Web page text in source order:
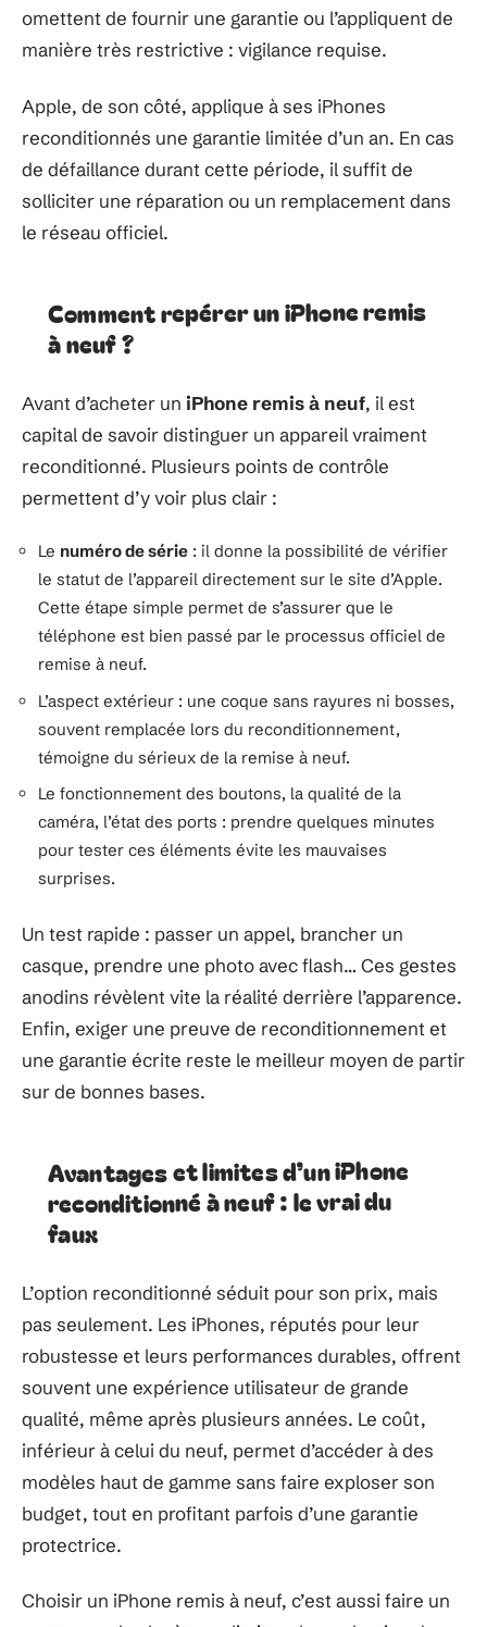
omettent de fournir une garantie ou l’appliquent de
manière très restrictive : vigilance requise.
Apple, de son côté, applique à ses iPhones
reconditionnés une garantie limitée d’un an. En cas
de défaillance durant cette période, il suffit de
solliciter une réparation ou un remplacement dans
le réseau officiel.
Comment repérer un iPhone remis
à neuf ?
Avant d’acheter un iPhone remis à neuf, il est
capital de savoir distinguer un appareil vraiment
reconditionné. Plusieurs points de contrôle
permettent d’y voir plus clair :
Le numéro de série : il donne la possibilité de vérifier
le statut de l’appareil directement sur le site d’Apple.
Cette étape simple permet de s’assurer que le
téléphone est bien passé par le processus officiel de
remise à neuf.
L’aspect extérieur : une coque sans rayures ni bosses,
souvent remplacée lors du reconditionnement,
témoigne du sérieux de la remise à neuf.
Le fonctionnement des boutons, la qualité de la
caméra, l’état des ports : prendre quelques minutes
pour tester ces éléments évite les mauvaises
surprises.
Un test rapide : passer un appel, brancher un
casque, prendre une photo avec flash… Ces gestes
anodins révèlent vite la réalité derrière l’apparence.
Enfin, exiger une preuve de reconditionnement et
une garantie écrite reste le meilleur moyen de partir
sur de bonnes bases.
Avantages et limites d’un iPhone
reconditionné à neuf : le vrai du
faux
L’option reconditionné séduit pour son prix, mais
pas seulement. Les iPhones, réputés pour leur
robustesse et leurs performances durables, offrent
souvent une expérience utilisateur de grande
qualité, même après plusieurs années. Le coût,
inférieur à celui du neuf, permet d’accéder à des
modèles haut de gamme sans faire exploser son
budget, tout en profitant parfois d’une garantie
protectrice.
Choisir un iPhone remis à neuf, c’est aussi faire un